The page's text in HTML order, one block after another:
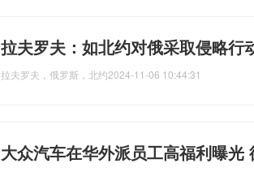
拉夫罗夫：如北约对俄采取侵略行
拉夫罗夫，俄罗斯，北约2024-11-06 10:44:31
大众汽车在华外派员工高福利曝光